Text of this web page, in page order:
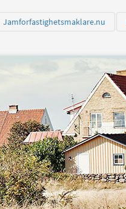
Jamforfastighetsmaklare.nu